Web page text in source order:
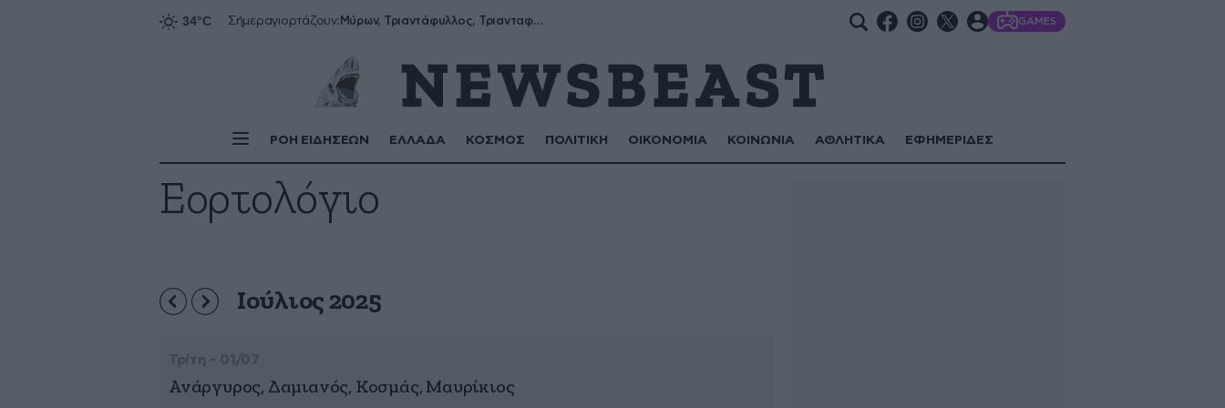
Σήμεραγιορτάζουν: Μύρων, Τριαντάφυλλος, Τριανταφυλλιά, Φυλλιώ, Ρόζα GAMES
ΡΟΗ ΕΙΔΗΣΕΩΝ ΕΛΛΑΔΑ ΚΟΣΜΟΣ ΠΟΛΙΤΙΚΗ ΟΙΚΟΝΟΜΙΑ ΚΟΙΝΩΝΙΑ ΑΘΛΗΤΙΚΑ ΕΦΗΜΕΡΙΔΕΣ
Εορτολόγιο
Ιούλιος 2025
Ανάργυρος, Δαμιανός, Κοσμάς, Μαυρίκιος